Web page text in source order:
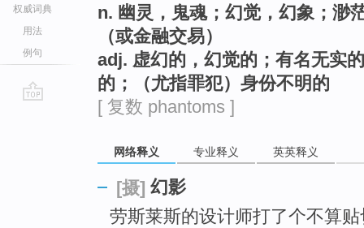
权威词典
用法
例句
n. 幽灵，鬼魂；幻觉，幻象；渺
（或金融交易）
adj. 虚幻的，幻觉的；有名无实
的；（尤指罪犯）身份不明的
[ 复数 phantoms ]
网络释义 专业释义 英英释义
[摄] 幻影
劳斯莱斯的设计师打了个不算